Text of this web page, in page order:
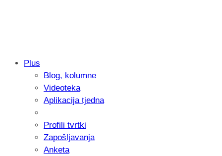
Samsung otkrio kako je nastajala
donijelo tanje i izdržljivije preklopne
Plus
Blog, kolumne
Videoteka
Aplikacija tjedna
Profili tvrtki
Zapošljavanja
Anketa